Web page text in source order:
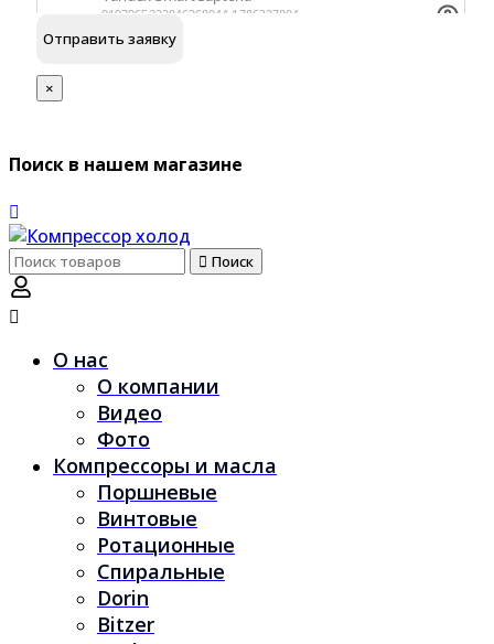
×
Поиск в нашем магазине
Поиск
по:
Поиск
О нас
О компании
Видео
Фото
Компрессоры и масла
Поршневые
Винтовые
Ротационные
Спиральные
Dorin
Bitzer